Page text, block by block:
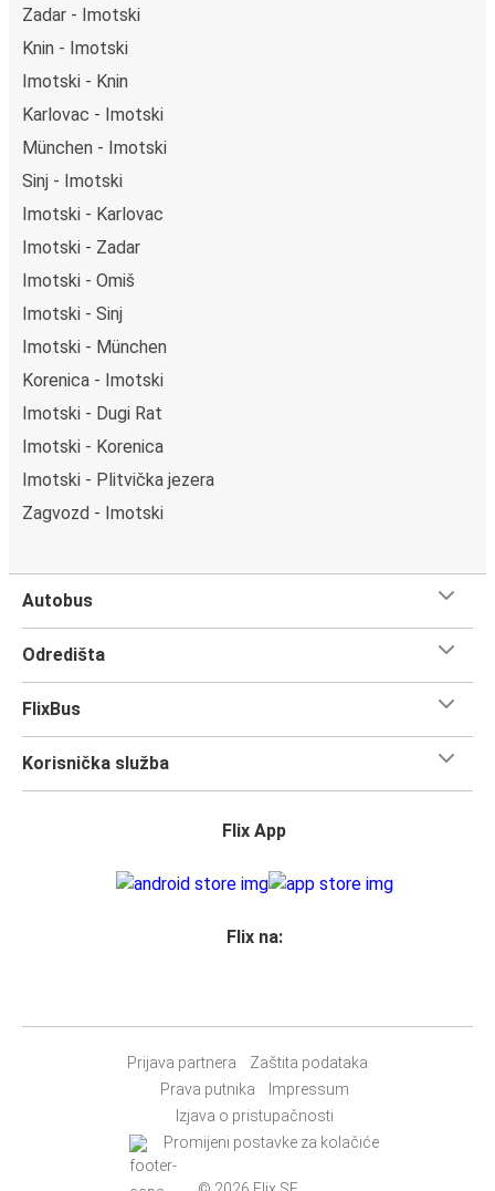
Zadar - Imotski
Knin - Imotski
Imotski - Knin
Karlovac - Imotski
München - Imotski
Sinj - Imotski
Imotski - Karlovac
Imotski - Zadar
Imotski - Omiš
Imotski - Sinj
Imotski - München
Korenica - Imotski
Imotski - Dugi Rat
Imotski - Korenica
Imotski - Plitvička jezera
Zagvozd - Imotski
Autobus
Odredišta
FlixBus
Korisnička služba
Flix App
Flix na:
Prijava partnera
Zaštita podataka
Prava putnika
Impressum
Izjava o pristupačnosti
Promijeni postavke za kolačiće